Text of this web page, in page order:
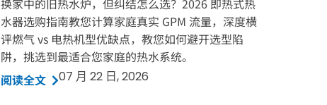
水器选购指南教您计算家庭真实 GPM 流量，深度横
评燃气 vs 电热机型优缺点，教您如何避开选型陷
阱，挑选到最适合您家庭的热水系统。
阅读全文
07 月 22 日, 2026